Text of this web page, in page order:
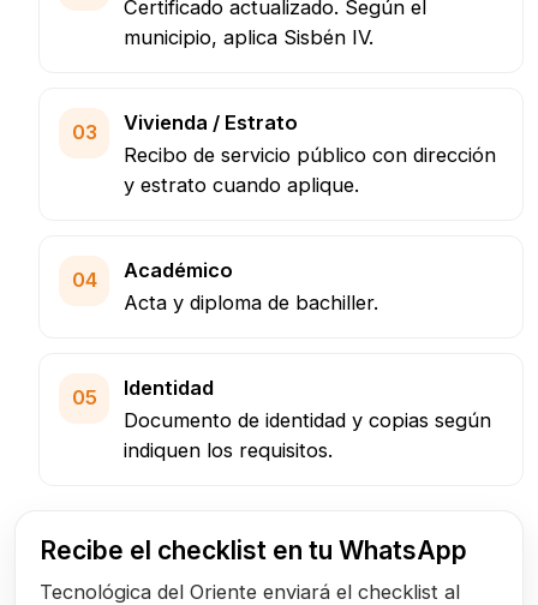
Certificado actualizado. Según el
municipio, aplica Sisbén IV.
03
Vivienda / Estrato
Recibo de servicio público con dirección
y estrato cuando aplique.
04
Académico
Acta y diploma de bachiller.
05
Identidad
Documento de identidad y copias según
indiquen los requisitos.
Recibe el checklist en tu WhatsApp
Tecnológica del Oriente enviará el checklist al